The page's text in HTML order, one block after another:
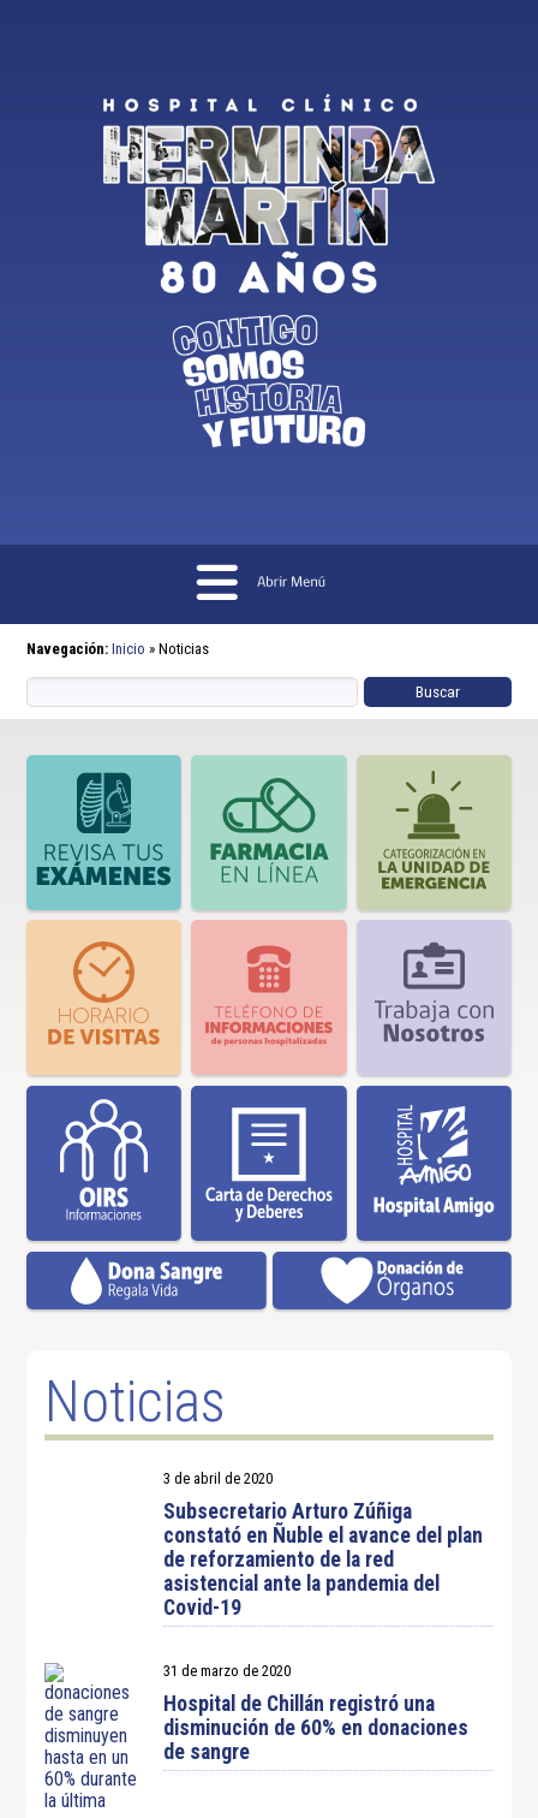
Navegación: Inicio » Noticias
Noticias
3 de abril de 2020
Subsecretario Arturo Zúñiga
constató en Ñuble el avance del plan
de reforzamiento de la red
asistencial ante la pandemia del
Covid-19
31 de marzo de 2020
Hospital de Chillán registró una
disminución de 60% en donaciones
de sangre